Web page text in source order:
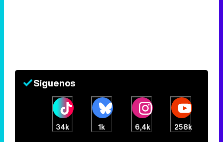
Síguenos
34k 1k 6,4k 258k